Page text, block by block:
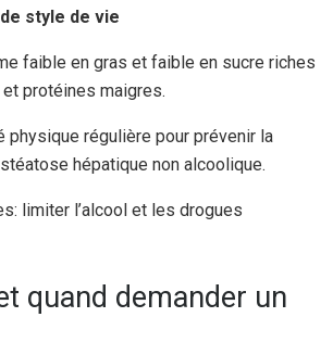
style de vie
faible en gras et faible en sucre riches
protéines maigres.
physique régulière pour prévenir la
hépatique non alcoolique.
limiter l’alcool et les drogues
quand demander un